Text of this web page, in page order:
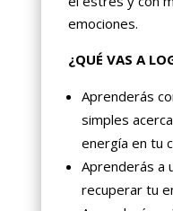
emociones.
¿QUÉ VAS A
Aprenderás
simples
energía en tu
Aprenderás a
recuperar tu